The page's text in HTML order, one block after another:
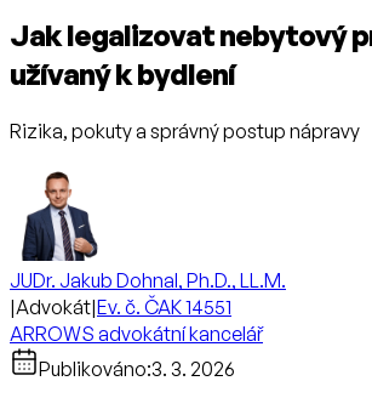
Jak legalizovat nebytový
užívaný k bydlení
Rizika, pokuty a správný postup nápravy
JUDr. Jakub Dohnal, Ph.D., LL.M.
|Advokát|Ev. č. ČAK 14551
ARROWS advokátní kancelář
Publikováno:3. 3. 2026